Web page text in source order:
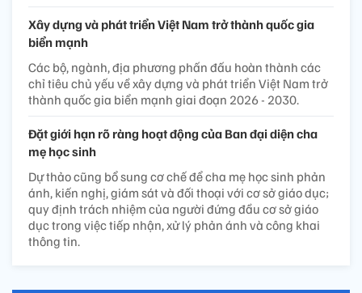
Xây dựng và phát triển Việt Nam trở thành quốc gia
biển mạnh
Các bộ, ngành, địa phương phấn đấu hoàn thành các
chỉ tiêu chủ yếu về xây dựng và phát triển Việt Nam trở
thành quốc gia biển mạnh giai đoạn 2026 - 2030.
Đặt giới hạn rõ ràng hoạt động của Ban đại diện cha
mẹ học sinh
Dự thảo cũng bổ sung cơ chế để cha mẹ học sinh phản
ánh, kiến nghị, giám sát và đối thoại với cơ sở giáo dục;
quy định trách nhiệm của người đứng đầu cơ sở giáo
dục trong việc tiếp nhận, xử lý phản ánh và công khai
thông tin.